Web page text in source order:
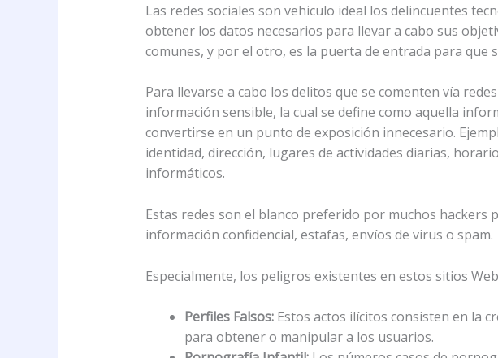
Las redes sociales son vehiculo ideal los delincuentes
obtener los datos necesarios para llevar a cabo sus
comunes, y por el otro, es la puerta de entrada para que
Para llevarse a cabo los delitos que se comenten vía
información sensible, la cual se define como aquella
convertirse en un punto de exposición innecesario.
identidad, dirección, lugares de actividades diarias,
informáticos.
Estas redes son el blanco preferido por muchos
información confidencial, estafas, envíos de virus o spam.
Especialmente, los peligros existentes en estos sitios
Perfiles Falsos:Estos actos ilícitos consisten en la
para obtener o manipular a los usuarios.